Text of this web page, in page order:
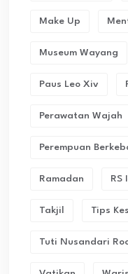
Make Up
Museum Wayang
Paus Leo Xiv
Perawatan Wajah
Perempuan
Ramadan RS
Takjil Tips
Tuti Nusandari